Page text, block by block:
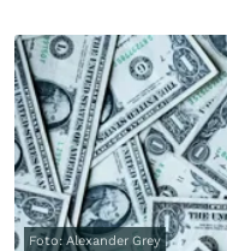
Foto: Alexander Grey